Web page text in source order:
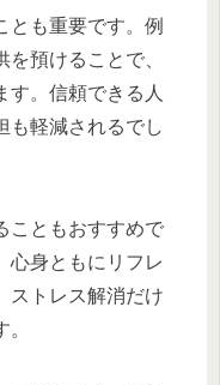
とも重要です。例
預けることで、
す。信頼できる人
も軽減されるでし
こともおすすめで
心身ともにリフレ
ストレス解消だけ